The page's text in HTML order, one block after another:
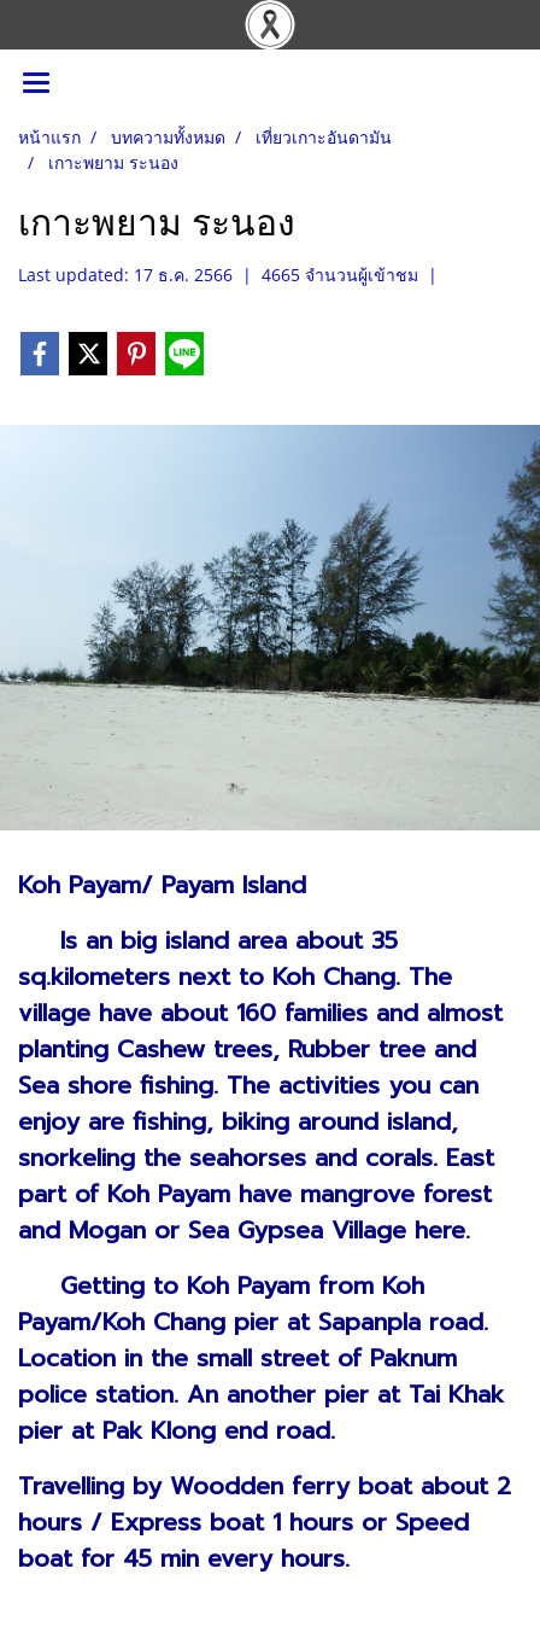
หน้าแรก บทความทั้งหมด
เที่ยวเกาะอันดามัน
เกาะพยาม ระนอง
เกาะพยาม ระนอง
Last updated: 17 ธ.ค. 2566 | 4665 จำนวนผู้เข้าชม |
Koh Payam/ Payam Island
Is an big island area about 35
sq.kilometers next to Koh Chang. The
village have about 160 families and almost
planting Cashew trees, Rubber tree and
Sea shore fishing. The activities you can
enjoy are fishing, biking around island,
snorkeling the seahorses and corals. East
part of Koh Payam have mangrove forest
and Mogan or Sea Gypsea Village here.
Getting to Koh Payam from Koh
Payam/Koh Chang pier at Sapanpla road.
Location in the small street of Paknum
police station. An another pier at Tai Khak
pier at Pak Klong end road.
Travelling by Woodden ferry boat about 2
hours / Express boat 1 hours or Speed
boat for 45 min every hours.